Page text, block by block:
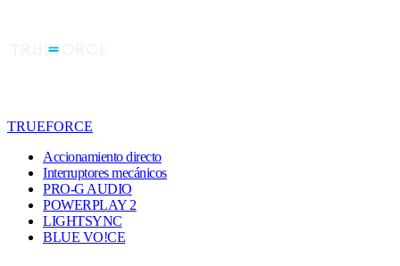
TRUEFORCE
Accionamiento directo
Interruptores mecánicos
PRO-G AUDIO
POWERPLAY 2
LIGHTSYNC
BLUE VO!CE